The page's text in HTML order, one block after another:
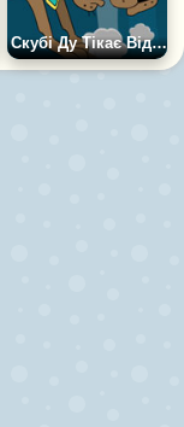
Скубі Ду Тікає Від Привида